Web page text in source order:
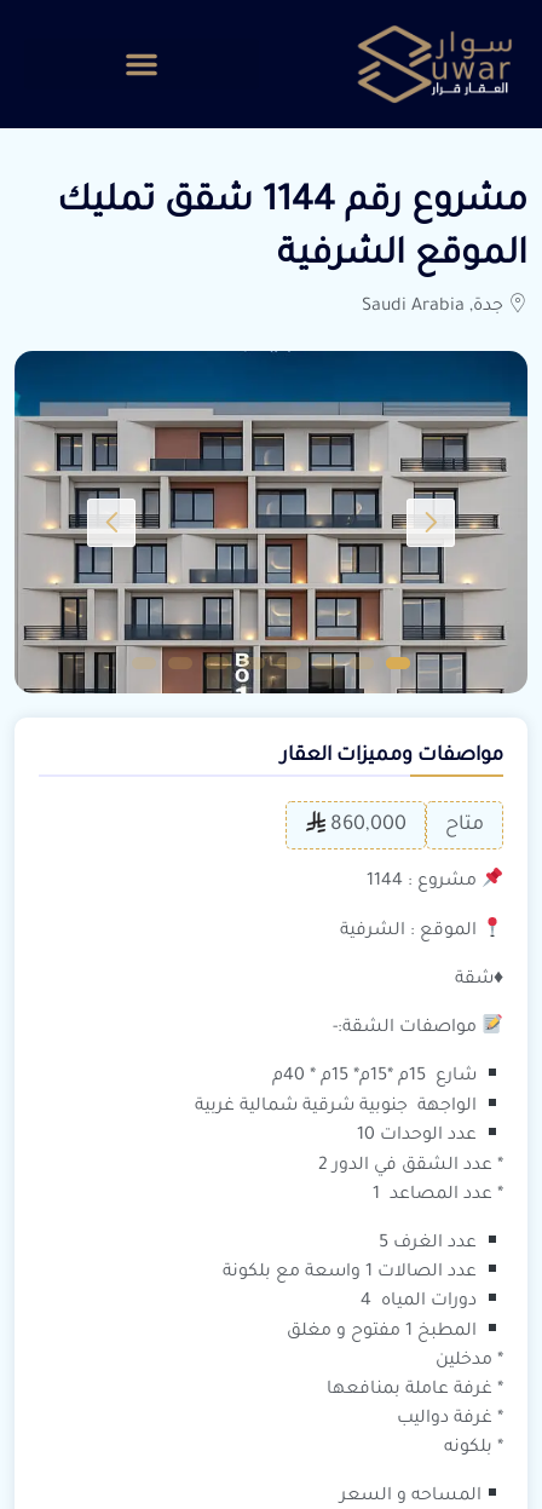
مشروع رقم 1144 شقق تمليك
الموقع الشرفية
جدة, Saudi Arabia
مواصفات ومميزات العقار
متاح 860,000
مشروع : 1144
الموقع : الشرفية
♦️شقة
مواصفات الشقة:-
شارع 15م *15م* 15م * 40م
الواجهة جنوبية شرقية شمالية غربية
عدد الوحدات 10
* عدد الشقق في الدور 2
* عدد المصاعد 1
عدد الغرف 5
عدد الصالات 1 واسعة مع بلكونة
دورات المياه 4
المطبخ 1 مفتوح و مغلق
* مدخلين
* غرفة عاملة بمنافعها
* غرفة دواليب
* بلكونه
المساحه و السعر